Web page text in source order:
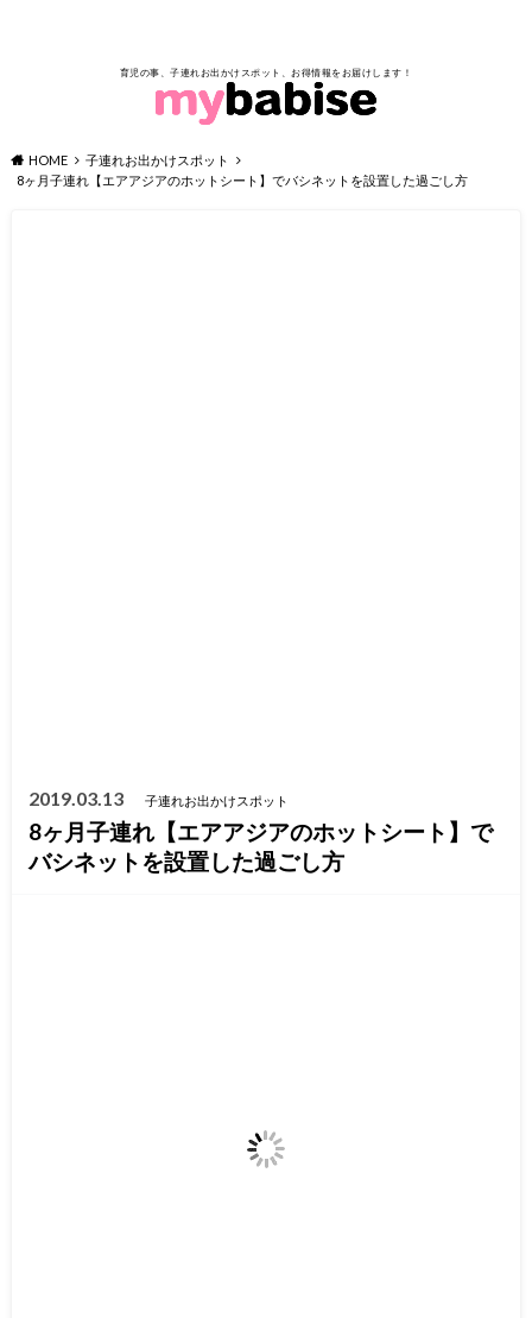
育児の事、子連れお出かけスポット、お得情報をお届けします！
HOME
子連れお出かけスポット
8ヶ月子連れ【エアアジアのホットシート】でバシネットを設置した過ごし方
2019.03.13 子連れお出かけスポット
8ヶ月子連れ【エアアジアのホットシート】で
バシネットを設置した過ごし方